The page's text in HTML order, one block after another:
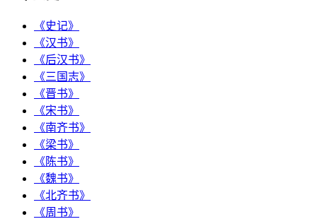
《史记》
《汉书》
《后汉书》
《三国志》
《晋书》
《宋书》
《南齐书》
《梁书》
《陈书》
《魏书》
《北齐书》
《周书》